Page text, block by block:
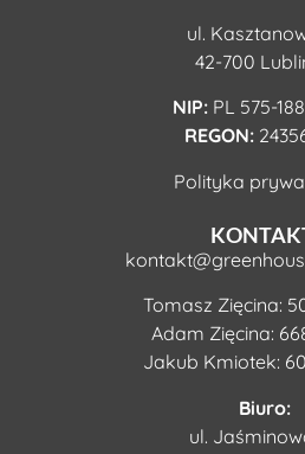
ul.
42-700
NIP: PL 575-
REGON:
Polityka
Tomasz Zięcina:
Adam Zięcina:
Jakub Kmiotek:
Biuro:
ul.